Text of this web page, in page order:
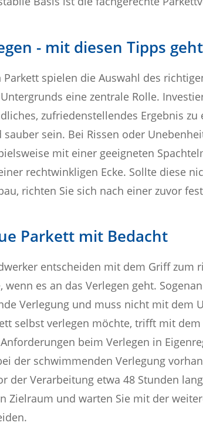
- mit diesen Tipps
spielen die Auswahl des
eine zentrale Rolle.
zufriedenstellendes Ergebnis zu
sein. Bei Rissen oder
mit einer geeigneten
rechtwinkligen Ecke. Sollte diese
richten Sie sich nach einer zuvor
Parkett mit Bedacht
entscheiden mit dem Griff zum
es an das Verlegen geht.
Verlegung und muss nicht mit dem
selbst verlegen möchte, trifft mit
beim Verlegen in
der schwimmenden Verlegung
der Verarbeitung etwa 48 Stunden
Zielraum und warten Sie mit der